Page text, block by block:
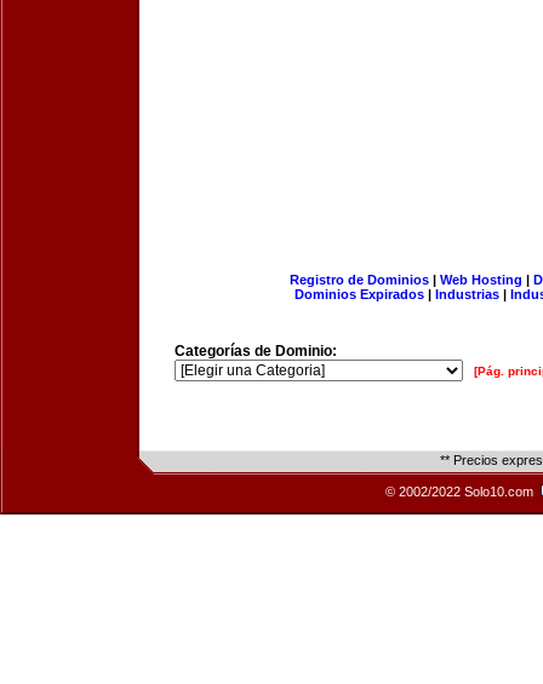
Registro de Dominios| Web Hosting |
Dominios Expirados | Industrias |
Categorías de Dominio:
[Pág.
** Precios
© 2002/2022 Solo10.com